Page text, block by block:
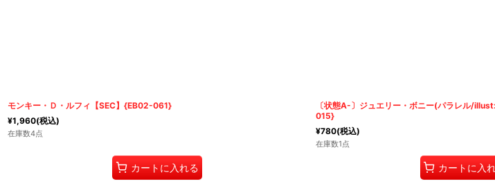
モンキー・Ｄ・ルフィ【SEC】{EB02-061}
¥1,960(税込)
在庫数4点
カートに入れる
〔状態A-〕ジュエリー・ボニー(パラレル/
015}
¥780(税込)
在庫数1点
カートに入